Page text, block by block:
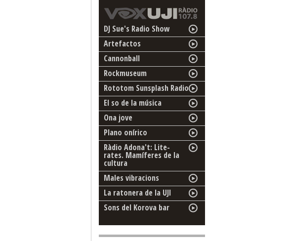
DJ Sue's Radio Show
Artefactos
Cannonball
Rockmuseum
Rototom Sunsplash Radio
El so de la música
Ona jove
Plano onírico
Ràdio Adona't: Lite-
rates. Mamíferes de la
cultura
Males vibracions
La ratonera de la UJI
Sons del Korova bar